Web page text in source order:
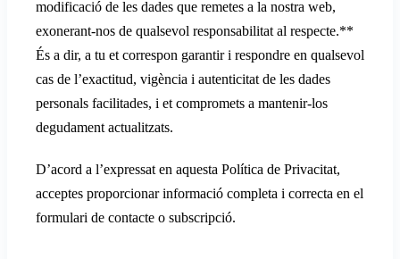
modificació de les dades que remetes a la nostra web,
exonerant-nos de qualsevol responsabilitat al respecte.**
És a dir, a tu et correspon garantir i respondre en qualsevol
cas de l’exactitud, vigència i autenticitat de les dades
personals facilitades, i et compromets a mantenir-los
degudament actualitzats.
D’acord a l’expressat en aquesta Política de Privacitat,
acceptes proporcionar informació completa i correcta en el
formulari de contacte o subscripció.